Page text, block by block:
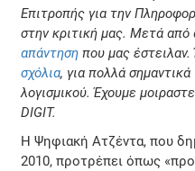
Επιτροπής για την
στην κριτική μας. Μετά από
απάντηση που μας
σχόλια, για πολλά
λογισμικού. Έχουμε
DIGIT.
Η Ψηφιακή Ατζέντα, που
2010, προτρέπει όπως